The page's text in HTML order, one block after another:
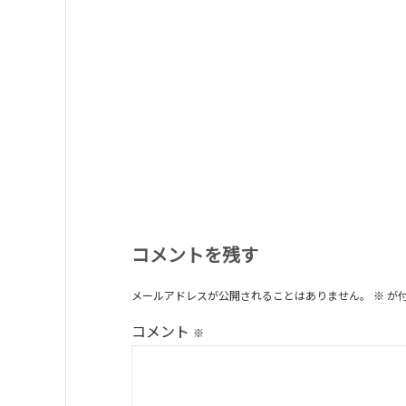
コメントを残す
メールアドレスが公開されることはありません。 ※ が
コメント ※